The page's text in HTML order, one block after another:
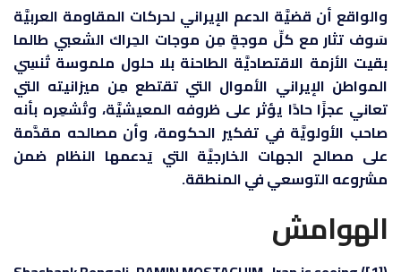
والواقع أن قضيَّة الدعم الإيراني لحركات المقاومة العربيَّة
سَوف تثار مع كلِّ موجةٍ مِن موجات الحِراك الشعبي طالما
بقيت الأزمة الاقتصاديَّة الطاحنة بلا حلول ملموسة تُنسِي
المواطن الإيراني الأموال التي تقتطع مِن ميزانيته التي
تعاني عجزًا حادًا يؤثر على ظروفه المعيشيَّة، وتُشعِره بأنه
صاحب الأولويَّة في تفكير الحكومة، وأن مصالحه مقدَّمة
على مصالح الجهات الخارجيَّة التي يَدعمها النظام ضمن
مشروعه التوسعي في المنطقة.
الهوامش